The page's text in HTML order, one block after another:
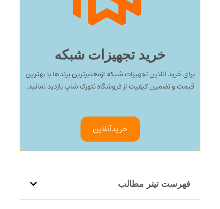
خرید تجهیزات شبکه
برای خرید آنلاین تجهیزات شبکه ازمعتبرترین برندها با بهترین
قیمت و تضمین کیفیت از فروشگاه نتورک شاپ بازدید نمائید.
خرید‌آنلاین
فهرست تیتر مطالب